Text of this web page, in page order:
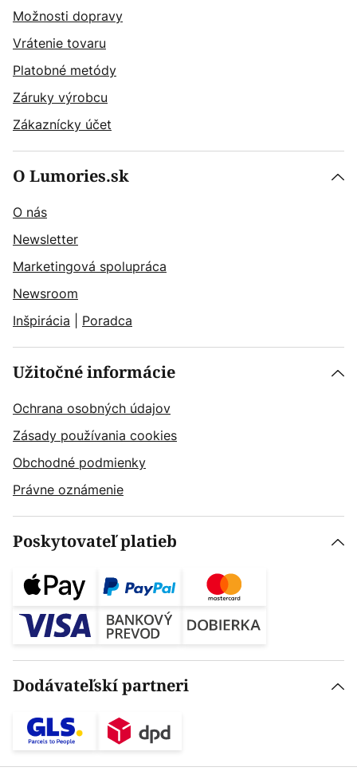
Možnosti dopravy
Vrátenie tovaru
Platobné metódy
Záruky výrobcu
Zákaznícky účet
O Lumories.sk
O nás
Newsletter
Marketingová spolupráca
Newsroom
Inšpirácia
Poradca
Užitočné informácie
Ochrana osobných údajov
Zásady používania cookies
Obchodné podmienky
Právne oznámenie
Poskytovateľ platieb
Dodávateľskí partneri